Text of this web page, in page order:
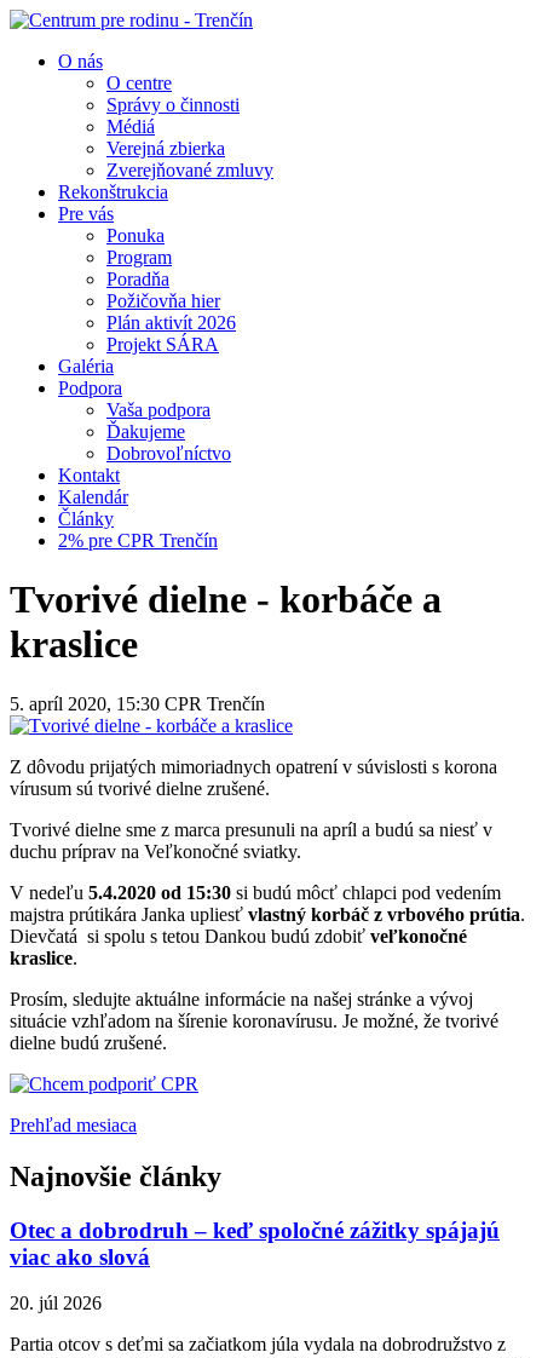
O nás
O centre
Správy o činnosti
Médiá
Verejná zbierka
Zverejňované zmluvy
Rekonštrukcia
Pre vás
Ponuka
Program
Poradňa
Požičovňa hier
Plán aktivít 2026
Projekt SÁRA
Galéria
Podpora
Vaša podpora
Ďakujeme
Dobrovoľníctvo
Kontakt
Kalendár
Články
2% pre CPR Trenčín
Tvorivé dielne - korbáče a
kraslice
5. apríl 2020, 15:30 CPR Trenčín
Z dôvodu prijatých mimoriadnych opatrení v súvislosti s korona
vírusum sú tvorivé dielne zrušené.
Tvorivé dielne sme z marca presunuli na apríl a budú sa niesť v
duchu príprav na Veľkonočné sviatky.
V nedeľu 5.4.2020 od 15:30 si budú môcť chlapci pod vedením
majstra prútikára Janka upliesť vlastný korbáč z vrbového prútia.
Dievčatá si spolu s tetou Dankou budú zdobiť veľkonočné
kraslice.
Prosím, sledujte aktuálne informácie na našej stránke a vývoj
situácie vzhľadom na šírenie koronavírusu. Je možné, že tvorivé
dielne budú zrušené.
Prehľad mesiaca
Najnovšie články
Otec a dobrodruh – keď spoločné zážitky spájajú
viac ako slová
20. júl 2026
Partia otcov s deťmi sa začiatkom júla vydala na dobrodružstvo z